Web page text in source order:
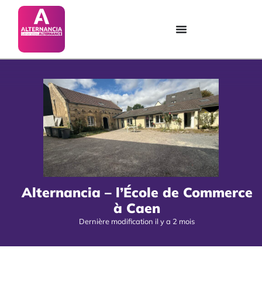
Alternancia – l’École de Commerce
à Caen
Dernière modification il y a 2 mois